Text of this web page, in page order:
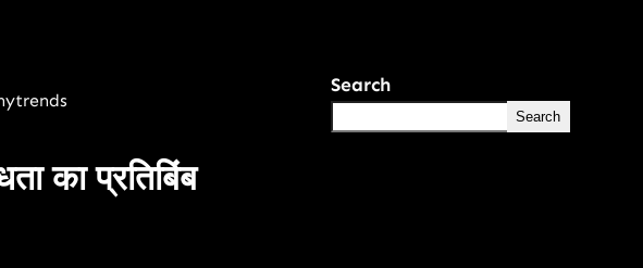
trends
Search
Search
का प्रतिबिंब